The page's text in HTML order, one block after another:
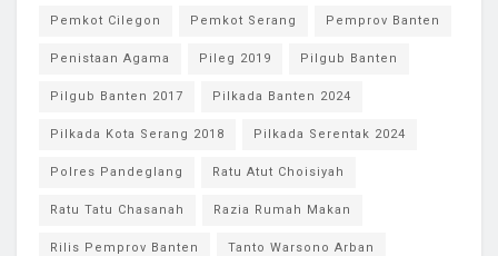
Pemkot Cilegon Pemkot Serang Pemprov Banten
Penistaan Agama Pileg 2019 Pilgub Banten
Pilgub Banten 2017 Pilkada Banten 2024
Pilkada Kota Serang 2018 Pilkada Serentak 2024
Polres Pandeglang Ratu Atut Choisiyah
Ratu Tatu Chasanah Razia Rumah Makan
Rilis Pemprov Banten Tanto Warsono Arban